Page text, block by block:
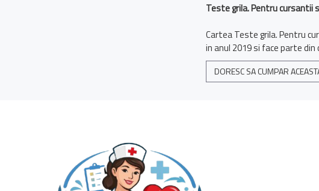
Teste grila. Pentru cursantii
Cartea Teste grila. Pentru
in anul 2019 si face parte
DORESC SA CUMPAR